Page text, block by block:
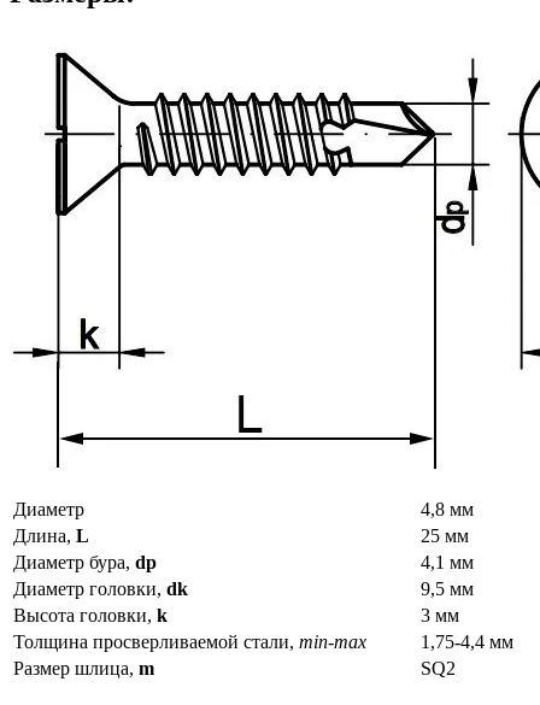
Диаметр
4,8 мм
Длина, L
25 мм
Диаметр бура, dp
4,1 мм
Диаметр головки, dk
9,5 мм
Высота головки, k
3 мм
Толщина просверливаемой стали, min-max
1,75-4,4 мм
Размер шлица, m SQ2